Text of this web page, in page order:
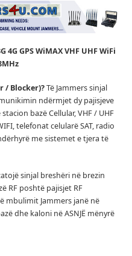
4G GPS WiMAX VHF UHF WiFi
/ Blocker)?Të Jammers sinjal
ndërmjet dy pajisjeve
bazë Cellular, VHF / UHF
telefonat celularë SAT, radio
me sistemet e tjera të
sinjal breshëri në brezin
RF poshtë pajisjet RF
mbulimit Jammers janë në
dhe kaloni në ASNJË mënyrë